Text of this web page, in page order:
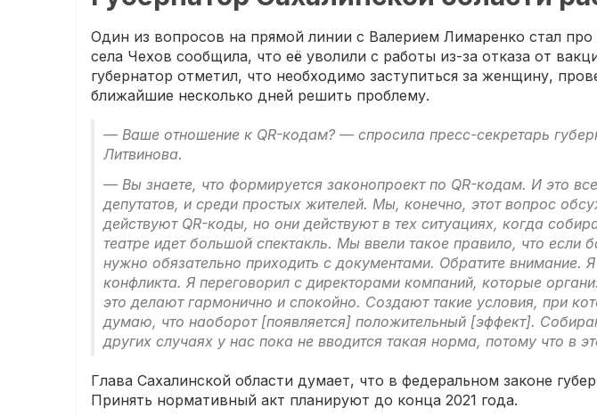
Один из вопросов на прямой линии с Валерием Лимаренко стал
села Чехов сообщила, что её уволили с работы из-за отказа от
губернатор отметил, что необходимо заступиться за женщину,
ближайшие несколько дней решить проблему.
— Ваше отношение к QR-кодам? — спросила пресс-секретарь
Литвинова.
— Вы знаете, что формируется законопроект по QR-кодам. И это
депутатов, и среди простых жителей. Мы, конечно, этот вопрос
действуют QR-коды, но они действуют в тех ситуациях, когда
театре идет большой спектакль. Мы ввели такое правило, что если
нужно обязательно приходить с документами. Обратите внимание.
конфликта. Я переговорил с директорами компаний, которые
это делают гармонично и спокойно. Создают такие условия, при
думаю, что наоборот [появляется] положительный [эффект].
других случаях у нас пока не вводится такая норма, потому что в
Глава Сахалинской области думает, что в федеральном законе
Принять нормативный акт планируют до конца 2021 года.